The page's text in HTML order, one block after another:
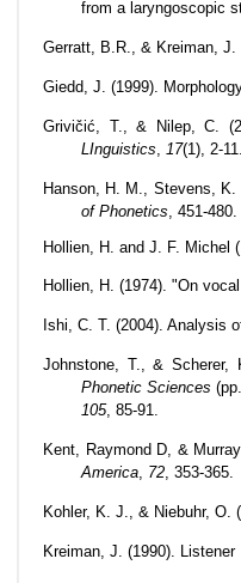
from a laryngoscopic
Gerratt, B.R., & Kreiman,
Giedd, J. (1999).
Grivičić, T., & Nilep, C.
LInguistics
17(1), 2-
Hanson, H. M., Stevens,
of Phonetics , 451-480.
Hollien, H. and J. F. Michel
Hollien, H. (1974). "On
Ishi, C. T. (2004). Analysis
Johnstone, T., &
Phonetic Sciences
105, 85-91.
Kent, Raymond D, &
America 72 , 353-365.
Kohler, K. J., & Niebuhr,
Kreiman, J. (1990).